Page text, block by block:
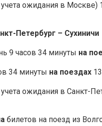
учета ожидания в Москве)
Петербург – Сухиничи
9 часов 34 минуты на
34 минуты на поездах
ожидания в Санкт-
билетов на поезд из